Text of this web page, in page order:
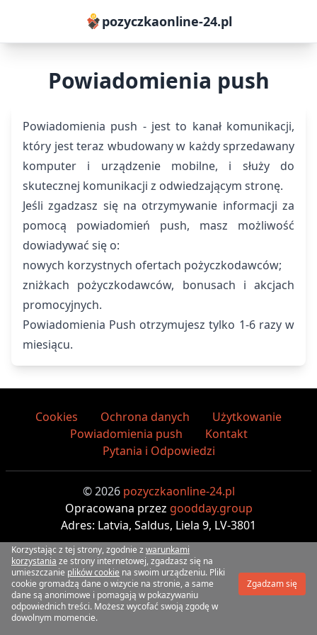
pozyczkaonline-24.pl
Powiadomienia push
Powiadomienia push - jest to kanał komunikacji,
który jest teraz wbudowany w każdy sprzedawany
komputer i urządzenie mobilne, i służy do
skutecznej komunikacji z odwiedzającym stronę.
Jeśli zgadzasz się na otrzymywanie informacji za
pomocą powiadomień push, masz możliwość
dowiadywać się o:
nowych korzystnych ofertach pożyczkodawców;
zniżkach pożyczkodawców, bonusach i akcjach
promocyjnych.
Powiadomienia Push otrzymujesz tylko 1-6 razy w
miesiącu.
Cookies Ochrona danych
Użytkowanie
Powiadomienia push
Kontakt
Pytania i Odpowiedzi
© 2026 pozyczkaonline-24.pl
Opracowana przez goodday.group
Adres: Latvia, Saldus, Liela 9, LV-3801
Korzystając z tej strony, zgodnie z warunkami
korzystania ze strony internetowej, zgadzasz się na
umieszczanie plików cookie na swoim urządzeniu. Pliki
cookie gromadzą dane o wizycie na stronie, a same
dane są anonimowe i pomagają w pokazywaniu
odpowiednich treści. Możesz wycofać swoją zgodę w
dowolnym momencie.
Zgadzam się